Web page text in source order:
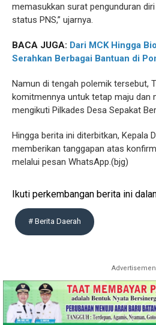
memasukkan surat pengunduran
status PNS,” ujarnya.
BACA JUGA: Dari MCK Hingga
Serahkan Berbagai Bantuan di
Namun di tengah polemik tersebut,
komitmennya untuk tetap maju dan
mengikuti Pilkades Desa Sepakat
Hingga berita ini diterbitkan, Kepala
memberikan tanggapan atas
melalui pesan WhatsApp.(bjg)
Ikuti perkembangan berita ini
# Berita Daerah